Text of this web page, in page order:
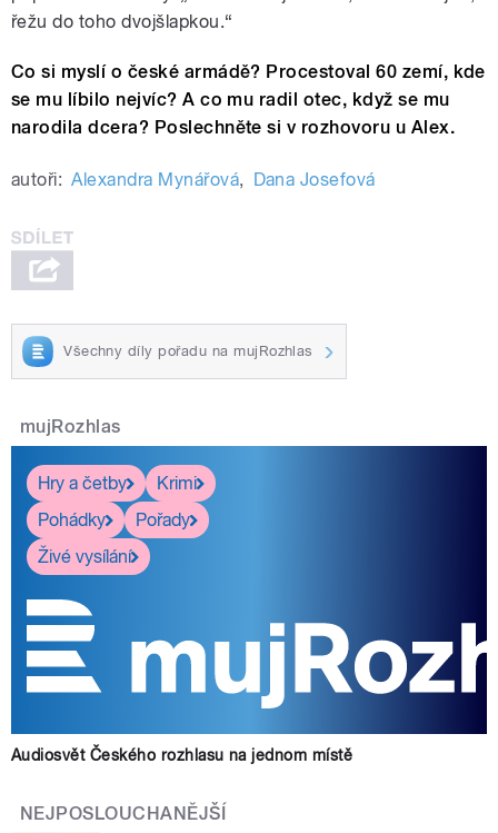
řežu do toho dvojšlapkou.“
Co si myslí o české armádě? Procestoval 60 zemí, kde
se mu líbilo nejvíc? A co mu radil otec, když se mu
narodila dcera? Poslechněte si v rozhovoru u Alex.
autoři: Alexandra Mynářová, Dana Josefová
Všechny díly pořadu na mujRozhlas
mujRozhlas
Hry a četby
Krimi
Pohádky
Pořady
Živé vysílání
Audiosvět Českého rozhlasu na jednom místě
NEJPOSLOUCHANĚJŠÍ